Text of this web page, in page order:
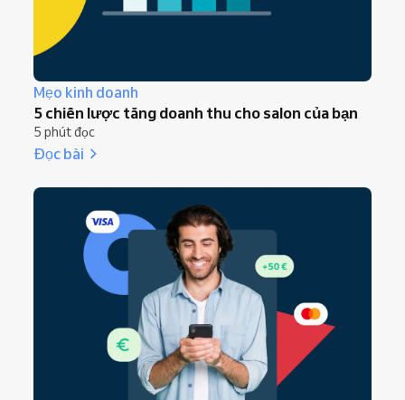
Mẹo kinh doanh
5 chiến lược tăng doanh thu cho salon của bạn
5 phút đọc
Đọc bài